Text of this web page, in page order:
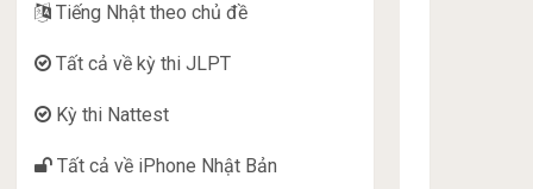
Tiếng Nhật theo chủ đề
Tất cả về kỳ thi JLPT
Kỳ thi Nattest
Tất cả về iPhone Nhật Bản